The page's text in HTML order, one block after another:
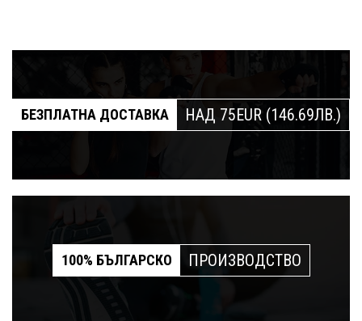
БЕЗПЛАТНА ДОСТАВКА НАД 75EUR (146.69ЛВ.)
100% БЪЛГАРСКО ПРОИЗВОДСТВО